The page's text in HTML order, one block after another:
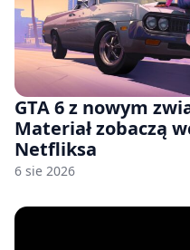
GTA 6 z nowym
Materiał zobaczą
Netfliksa
6 sie 2026